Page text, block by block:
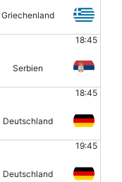
Griechenland
18:45
Serbien
18:45
Deutschland
19:45
Deutschland